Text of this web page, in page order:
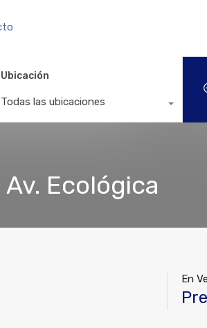
Ubicación
Todas las ubicaciones
Ecológica
En